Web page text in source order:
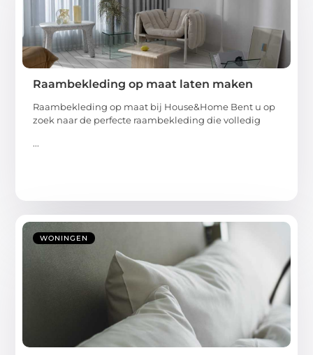
Raambekleding op maat laten maken
Raambekleding op maat bij House&Home Bent u op
zoek naar de perfecte raambekleding die volledig
...
WONINGEN